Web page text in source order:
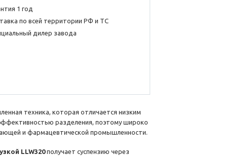
1 год
по всей территории РФ и ТС
дилер завода
техника, которая отличается низким
разделения, поэтому широко
и фармацевтической промышленности.
LLW320получает суспензию через